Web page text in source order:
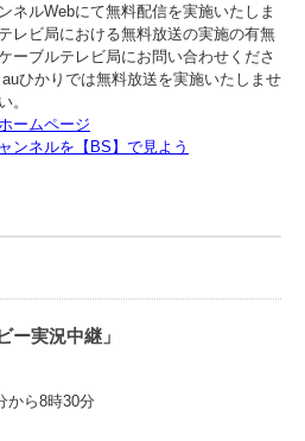
ネルWebにて無料配信を実施いたしま
レビ局における無料放送の実施の有無
ーブルテレビ局にお問い合わせくださ
ひかりでは無料放送を実施いたしませ
。
ームページ
ンネルを【BS】で見よう
ー実況中継」
から8時30分